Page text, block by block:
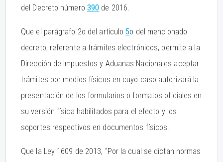
del Decreto número 390 de 2016.
Que el parágrafo 2o del artículo 5o del mencionado
decreto, referente a trámites electrónicos, permite a la
Dirección de Impuestos y Aduanas Nacionales aceptar
trámites por medios físicos en cuyo caso autorizará la
presentación de los formularios o formatos oficiales en
su versión física habilitados para el efecto y los
soportes respectivos en documentos físicos.
Que la Ley 1609 de 2013, “Por la cual se dictan normas